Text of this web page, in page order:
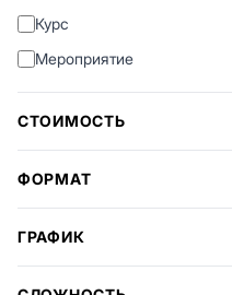
Курс
Мероприятие
СТОИМОСТЬ
ФОРМАТ
ГРАФИК